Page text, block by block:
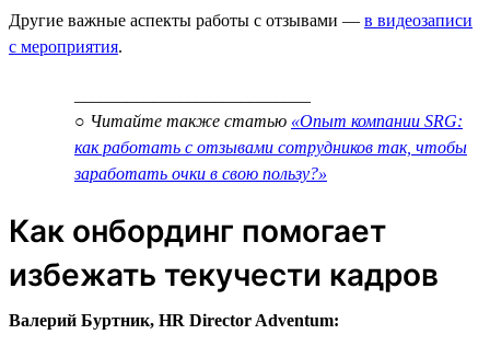
Другие важные аспекты работы с отзывами — в видеозаписи
с мероприятия.
○ Читайте также статью «Опыт компании SRG:
как работать с отзывами сотрудников так, чтобы
заработать очки в свою пользу?»
Как онбординг помогает
избежать текучести кадров
Валерий Буртник, HR Director Adventum: